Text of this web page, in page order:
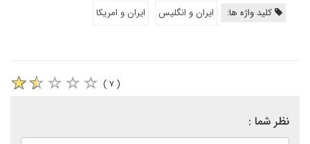
کلید واژه ها: ایران و انگلیس ایران و امریکا
( ۷ )
نظر شما :